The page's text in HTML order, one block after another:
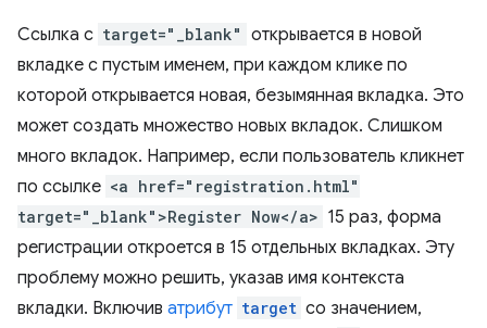
Ссылка с target="_blank" открывается в новой
вкладке с пустым именем, при каждом клике по
которой открывается новая, безымянная вкладка. Это
может создать множество новых вкладок. Слишком
много вкладок. Например, если пользователь кликнет
по ссылке <a href="registration.html"
target="_blank">Register Now</a> 15 раз, форма
регистрации откроется в 15 отдельных вкладках. Эту
проблему можно решить, указав имя контекста
вкладки. Включив атрибут target со значением,